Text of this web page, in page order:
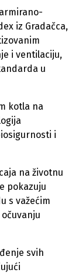
iz Gradačca,
i ventilaciju,
u
kotla na
i
na životnu
pokazuju
s važećim
svih